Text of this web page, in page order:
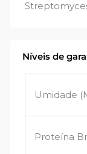
Níveis de
Umidade
Proteína